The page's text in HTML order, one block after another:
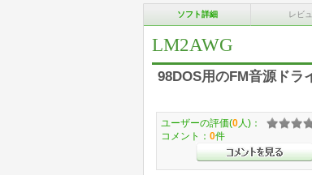
ソフト詳細 レビ
LM2AWG
98DOS用のFM音源ドラ
ユーザーの評価(0 人)：
コメント： 0件